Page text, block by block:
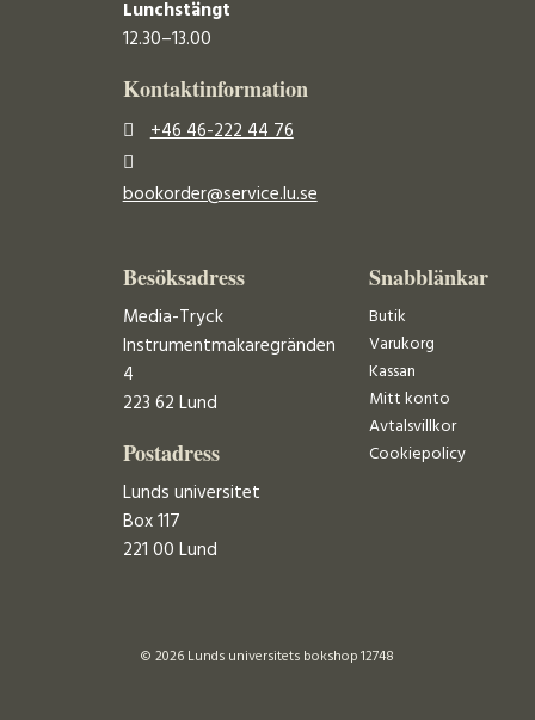
Lunchstängt
12.30–13.00
Kontaktinformation
+46 46-222 44 76
bookorder@service.lu.se
Besöksadress
Media-Tryck
Instrumentmakaregränden
4
223 62 Lund
Postadress
Lunds universitet
Box 117
221 00 Lund
Snabblänkar
Butik
Varukorg
Kassan
Mitt konto
Avtalsvillkor
Cookiepolicy
© 2026 Lunds universitets bokshop 12748